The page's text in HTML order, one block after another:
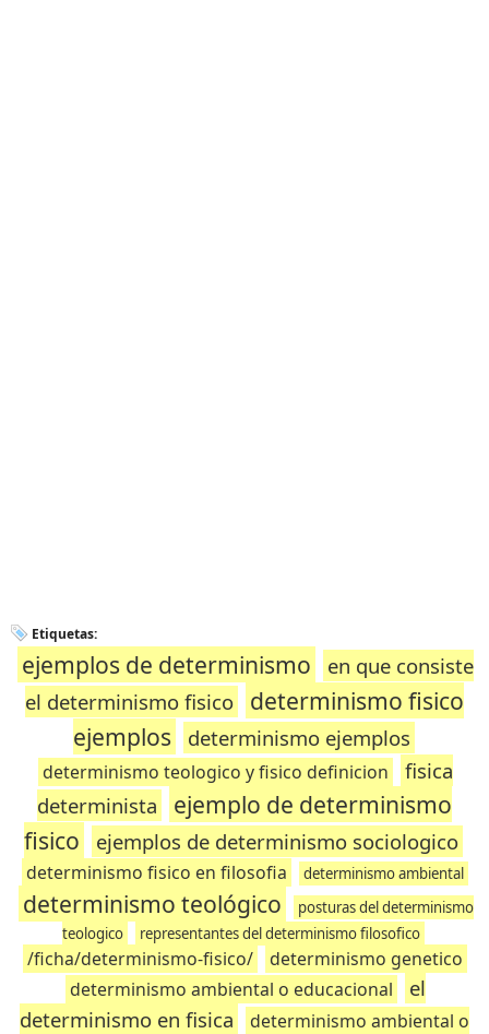
Etiquetas:
ejemplos de determinismo
en que consiste
el determinismo fisico
determinismo fisico
ejemplos
determinismo ejemplos
determinismo teologico y fisico definicion
fisica
determinista
ejemplo de determinismo
fisico
ejemplos de determinismo sociologico
determinismo fisico en filosofia determinismo ambiental
determinismo teológico
posturas del determinismo
teologico
representantes del determinismo filosofico
/ficha/determinismo-fisico/
determinismo genetico
determinismo ambiental o educacional
el
determinismo en fisica
determinismo ambiental o